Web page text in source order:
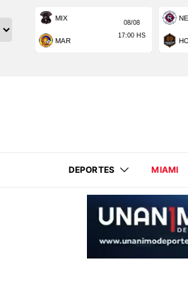
DEPORTES MIAMI